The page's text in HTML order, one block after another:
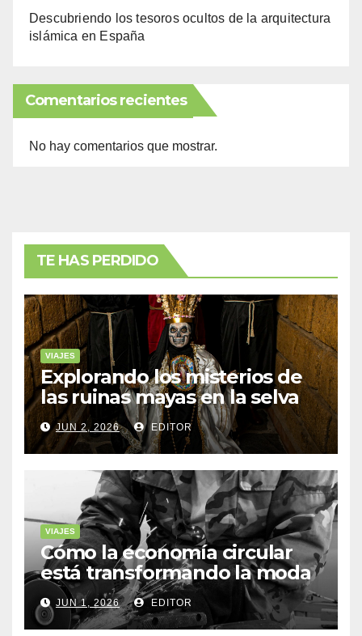
Descubriendo los tesoros ocultos de la arquitectura
islámica en España
Comentarios recientes
No hay comentarios que mostrar.
TE HAS PERDIDO
VIAJES
Explorando los misterios de
las ruinas mayas en la selva
de Yucatán
JUN 2, 2026 EDITOR
VIAJES
Cómo la economía circular
está transformando la moda
sostenible
JUN 1, 2026 EDITOR